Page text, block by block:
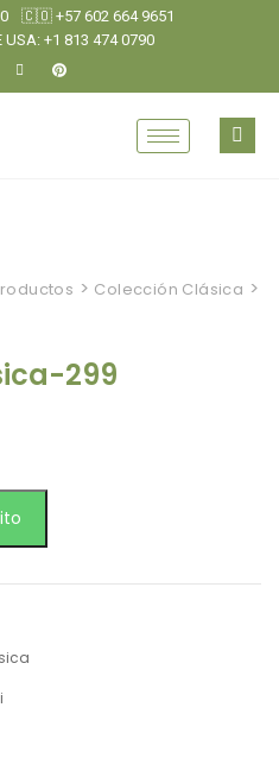
🇨🇴 +57 602 664 9651
+1 813 474 0790
> Colección Clásica >
299